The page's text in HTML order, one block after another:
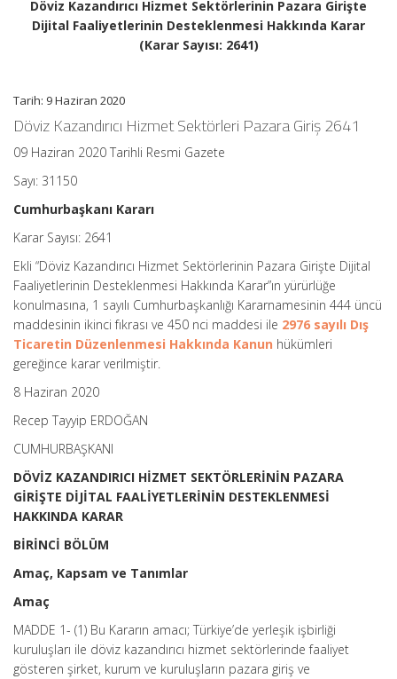
Döviz Kazandırıcı Hizmet Sektörlerinin Pazara Girişte
Dijital Faaliyetlerinin Desteklenmesi Hakkında Karar
(Karar Sayısı: 2641)
Tarih: 9 Haziran 2020
Döviz Kazandırıcı Hizmet Sektörleri Pazara Giriş 2641
09 Haziran 2020 Tarihli Resmi Gazete
Sayı: 31150
Cumhurbaşkanı Kararı
Karar Sayısı: 2641
Ekli “Döviz Kazandırıcı Hizmet Sektörlerinin Pazara Girişte Dijital
Faaliyetlerinin Desteklenmesi Hakkında Karar”ın yürürlüğe
konulmasına, 1 sayılı Cumhurbaşkanlığı Kararnamesinin 444 üncü
maddesinin ikinci fıkrası ve 450 nci maddesi ile 2976 sayılı Dış
Ticaretin Düzenlenmesi Hakkında Kanun hükümleri
gereğince karar verilmiştir.
8 Haziran 2020
Recep Tayyip ERDOĞAN
CUMHURBAŞKANI
DÖVİZ KAZANDIRICI HİZMET SEKTÖRLERİNİN PAZARA
GİRİŞTE DİJİTAL FAALİYETLERİNİN DESTEKLENMESİ
HAKKINDA KARAR
BİRİNCİ BÖLÜM
Amaç, Kapsam ve Tanımlar
Amaç
MADDE 1- (1) Bu Kararın amacı; Türkiye’de yerleşik işbirliği
kuruluşları ile döviz kazandırıcı hizmet sektörlerinde faaliyet
gösteren şirket, kurum ve kuruluşların pazara giriş ve